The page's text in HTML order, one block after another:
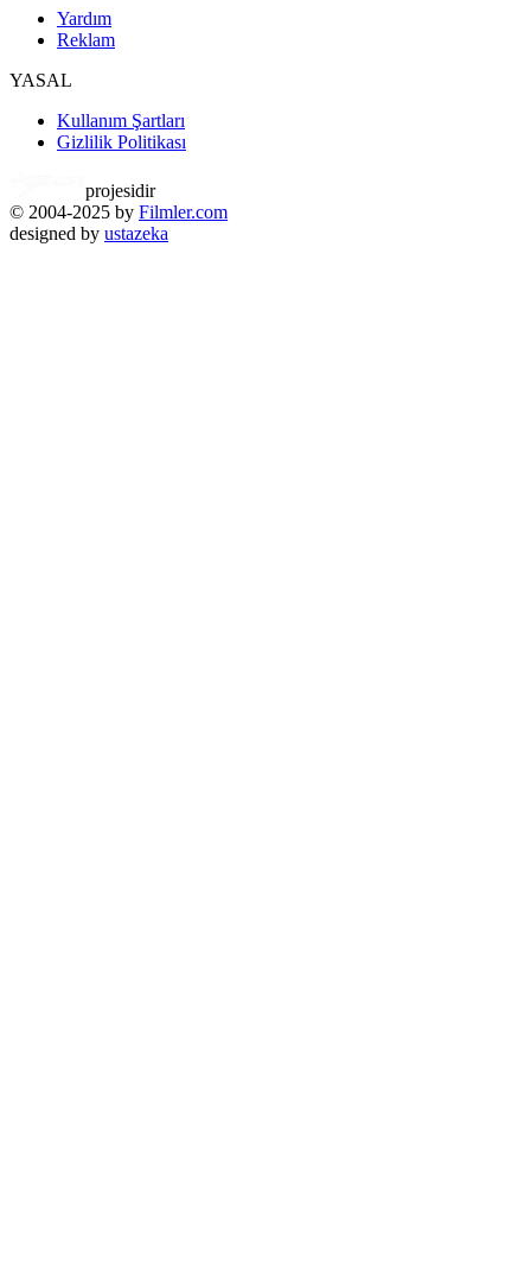
Yardım
Reklam
YASAL
Kullanım Şartları
Gizlilik Politikası
projesidir
© 2004-2025 by Filmler.com
designed by ustazeka